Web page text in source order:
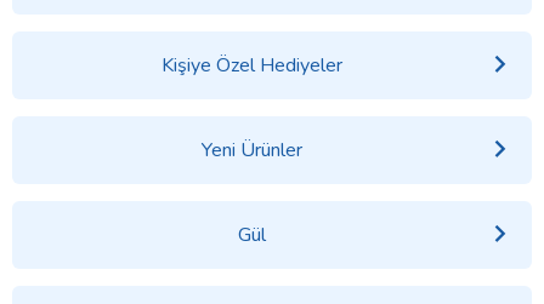
Kişiye Özel Hediyeler
Yeni Ürünler
Gül